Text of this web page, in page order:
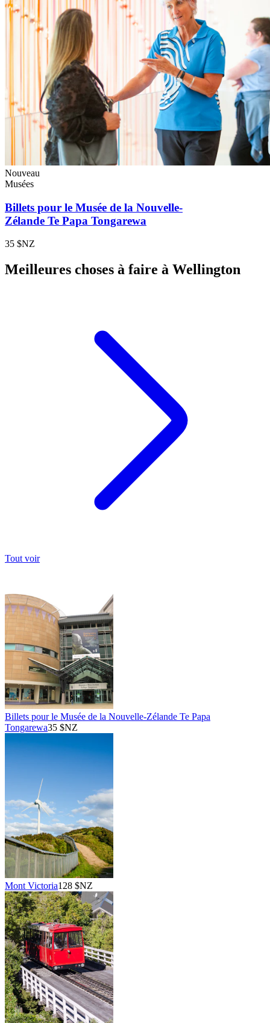
Nouveau
Musées
Billets pour le Musée de la Nouvelle-
Zélande Te Papa Tongarewa
35 $NZ
Meilleures choses à faire à Wellington
Tout voir
Billets pour le Musée de la Nouvelle-Zélande Te Papa
Tongarewa35 $NZ
Mont Victoria128 $NZ